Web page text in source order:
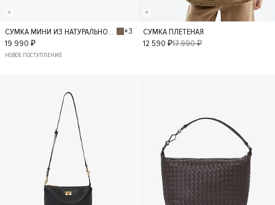
S
СУМКА МИНИ ИЗ НАТУРАЛЬНОЙ КОЖИ
+3
19 990 ₽
НОВОЕ ПОСТУПЛЕНИЕ
S
СУМКА ПЛЕТЕНАЯ
12 590 ₽17 990 ₽